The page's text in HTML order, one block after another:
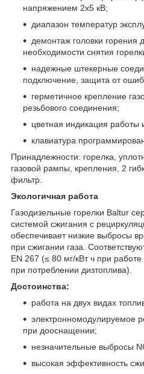
напряжением 2х5 кВ;
диапазон температур
демонтаж головки горения
необходимости снятия
надежные штекерные
подключение, защита от
герметичное крепление
резьбового соединения;
цветная индикация работы
клавиатура
Принадлежности: горелка,
газовой рампы, крепления, 2
фильтр.
Экологичная работа
Газодизельные горелки Baltur
системой сжигания с
обеспечивает низкие выбросы
при сжигании газа.
EN 267 (≤ 80 мг/кВт ч при
при потреблении дизтоплива).
Достоинства:
работа на двух видах
электронномодулируемое
при дооснащении;
незначительные выбросы
высокая эффективность